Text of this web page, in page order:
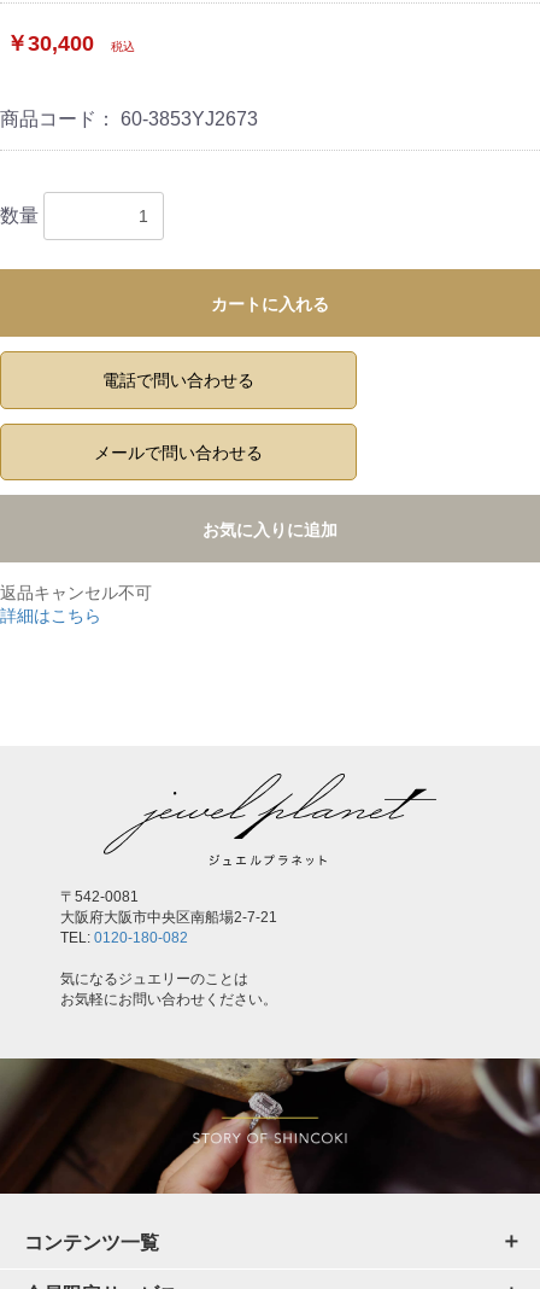
￥30,400 税込
商品コード： 60-3853YJ2673
数量
カートに入れる
電話で問い合わせる
メールで問い合わせる
お気に入りに追加
返品キャンセル不可
詳細はこちら
〒542-0081
大阪府大阪市中央区南船場2-7-21
TEL: 0120-180-082
気になるジュエリーのことは
お気軽にお問い合わせください。
コンテンツ一覧